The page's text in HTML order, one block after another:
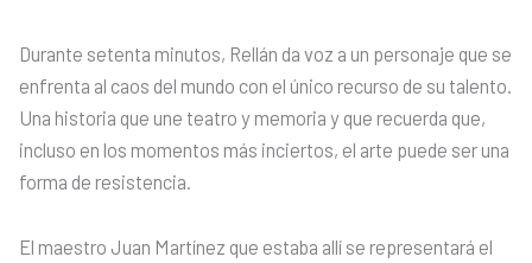
Durante setenta minutos, Rellán da voz a un personaje que se
enfrenta al caos del mundo con el único recurso de su talento.
Una historia que une teatro y memoria y que recuerda que,
incluso en los momentos más inciertos, el arte puede ser una
forma de resistencia.
El maestro Juan Martínez que estaba allí se representará el